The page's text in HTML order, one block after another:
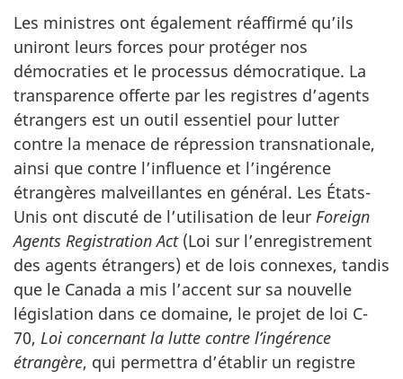
Les ministres ont également réaffirmé qu’ils
uniront leurs forces pour protéger nos
démocraties et le processus démocratique. La
transparence offerte par les registres d’agents
étrangers est un outil essentiel pour lutter
contre la menace de répression transnationale,
ainsi que contre l’influence et l’ingérence
étrangères malveillantes en général. Les États-
Unis ont discuté de l’utilisation de leur Foreign
Agents Registration Act (Loi sur l’enregistrement
des agents étrangers) et de lois connexes, tandis
que le Canada a mis l’accent sur sa nouvelle
législation dans ce domaine, le projet de loi C-
70, Loi concernant la lutte contre l’ingérence
étrangère, qui permettra d’établir un registre